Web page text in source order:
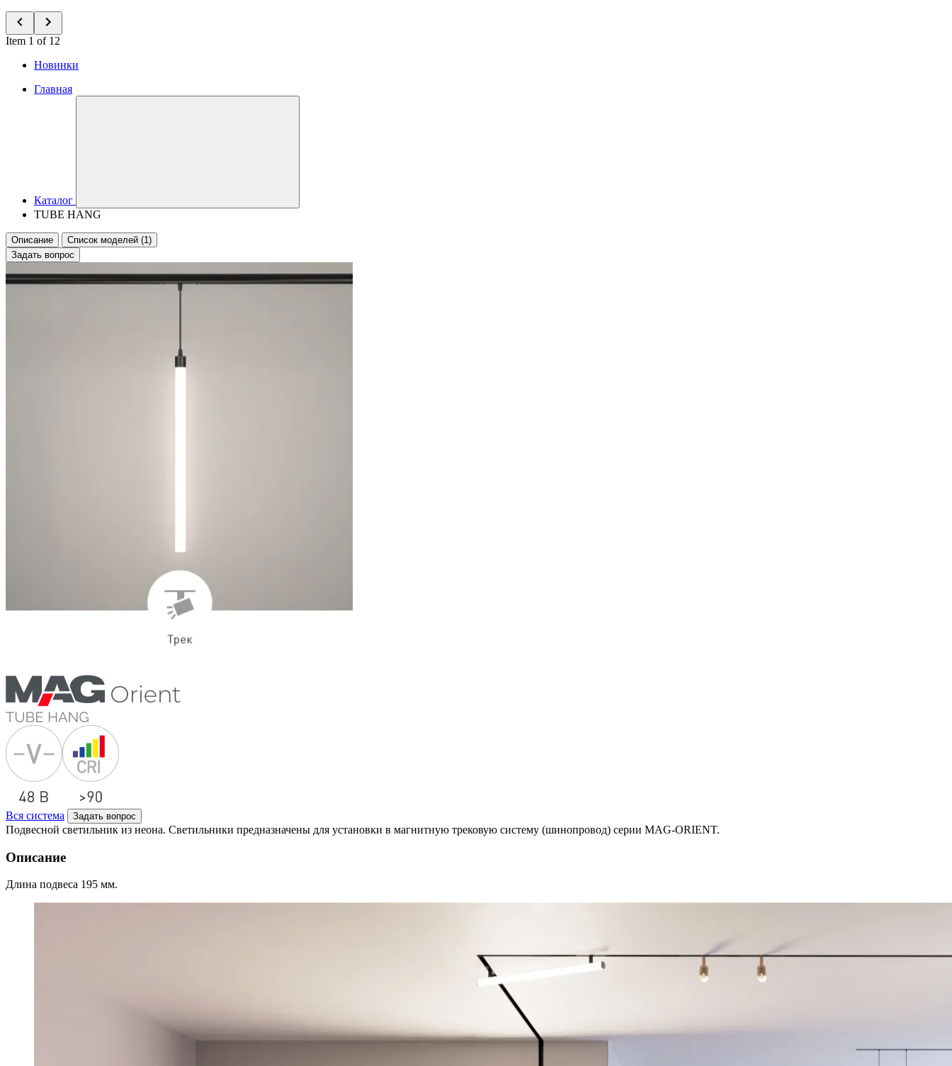
Item 1 of 12
Новинки
Главная
Каталог
TUBE HANG
Описание
Список моделей (1)
Задать вопрос
Вся система Задать вопрос
Подвесной светильник из неона. Светильники предназначены для установки в магнитную трековую систему (шинопровод) серии MAG-ORIENT.
Описание
Длина подвеса 195 мм.